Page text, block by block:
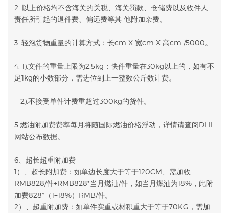
2. 以上价格均不含海关的关税、海关罚款、仓储费以及收件人
责任所引起的退件费、偏远费等其 他附加杂费。
3. 轻泡货物重量的计算方式：长cm X 宽cm X 高cm /5000。
4. 1).文件的重量上限为2.5kg；快件重量在30kg以上的，如有不
足1kg的小数部分，需进位到上一整数公斤数计费。
2).不接受单件计费重超过300kg的货件。
5.燃油附加费费率每月将随国际燃油价格浮动，详情请查阅DHL
网站公布数据。
6、超长超重附加费
1）、超长附加费：如单边长度大于等于120CM、需加收
RMB828/件+RMB828*当月燃油/件，如当月燃油为18%，此附
加费828*（1+18%）RMB/件。
2）、超重附加费：如单件实重或材积重大于等于70KG，需加